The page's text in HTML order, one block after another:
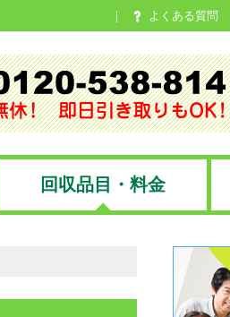
よくある質問
回収品目・料金